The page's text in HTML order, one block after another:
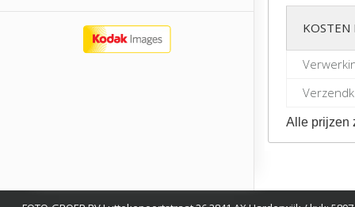
KOSTEN
Alle prijzen